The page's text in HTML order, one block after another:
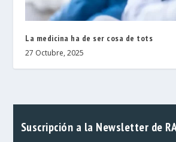
La medicina ha de ser cosa de tots
27 Octubre, 2025
Suscripción a la Newsletter de